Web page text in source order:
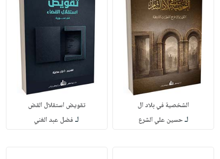
الشخصية في بلاد ال
لـحسين علي الشرع
تقويض استقلال القض
لـ فضل عبد الغني